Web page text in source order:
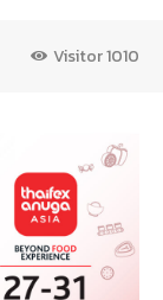
Visitor1010